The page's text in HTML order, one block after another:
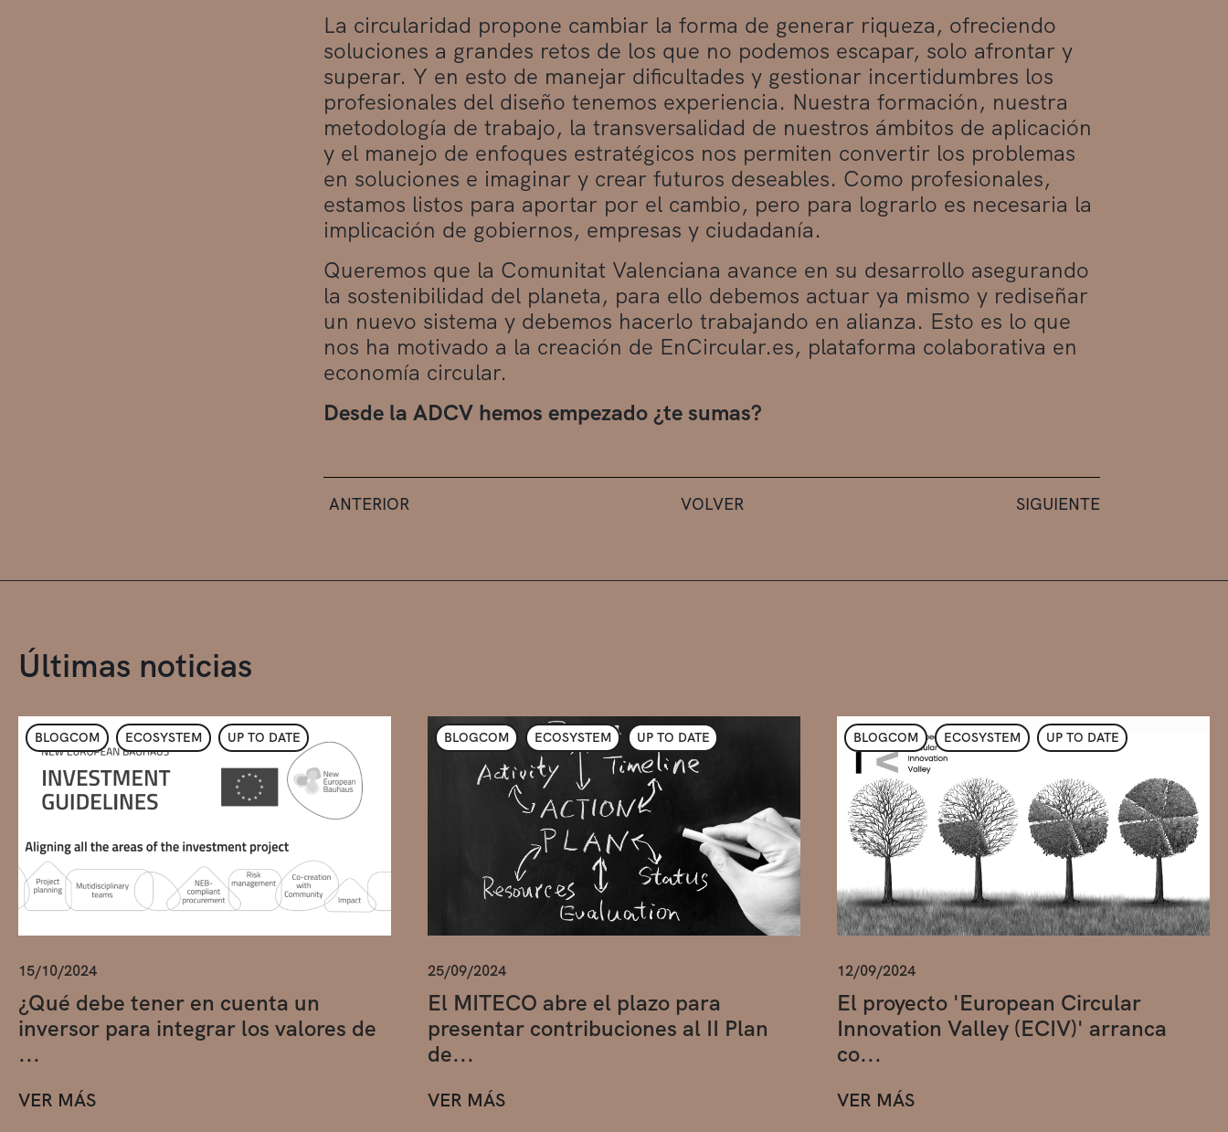
La circularidad propone cambiar la forma de generar riqueza, ofreciendo
soluciones a grandes retos de los que no podemos escapar, solo afrontar y
superar. Y en esto de manejar dificultades y gestionar incertidumbres los
profesionales del diseño tenemos experiencia. Nuestra formación, nuestra
metodología de trabajo, la transversalidad de nuestros ámbitos de aplicación
y el manejo de enfoques estratégicos nos permiten convertir los problemas
en soluciones e imaginar y crear futuros deseables. Como profesionales,
estamos listos para aportar por el cambio, pero para lograrlo es necesaria la
implicación de gobiernos, empresas y ciudadanía.
Queremos que la Comunitat Valenciana avance en su desarrollo asegurando
la sostenibilidad del planeta, para ello debemos actuar ya mismo y rediseñar
un nuevo sistema y debemos hacerlo trabajando en alianza. Esto es lo que
nos ha motivado a la creación de EnCircular.es, plataforma colaborativa en
economía circular.
Desde la ADCV hemos empezado ¿te sumas?
ANTERIOR VOLVER SIGUIENTE
Últimas noticias
BLOGCOM ECOSYSTEM UP TO DATE
15/10/2024
¿Qué debe tener en cuenta un
inversor para integrar los valores de
...
VER MÁS
BLOGCOM ECOSYSTEM UP TO DATE
25/09/2024
El MITECO abre el plazo para
presentar contribuciones al II Plan
de...
VER MÁS
BLOGCOM ECOSYSTEM UP TO DATE
12/09/2024
El proyecto 'European Circular
Innovation Valley (ECIV)' arranca
co...
VER MÁS